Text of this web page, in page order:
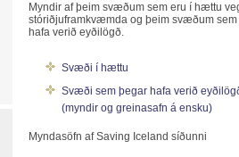
Myndir af þeim svæðum sem eru í hættu
stóriðjuframkvæmda og þeim svæðum sem
hafa verið eyðilögð.
Svæði í hættu
Svæði sem þegar hafa verið
(myndir og greinasafn á ensku)
Myndasöfn af Saving Iceland síðunni